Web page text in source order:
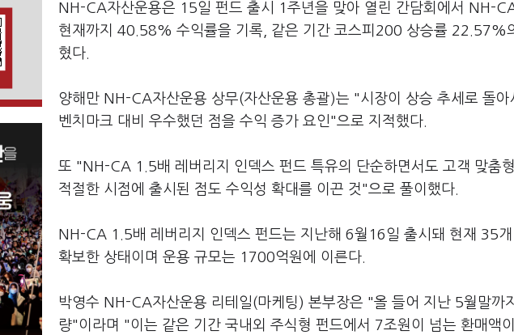
NH-CA자산운용은 15일 펀드 출시 1주년을 맞아 열린 간담회에서 NH-
현재까지 40.58% 수익률을 기록, 같은 기간 코스피200 상승률 22.57%
혔다.
양해만 NH-CA자산운용 상무(자산운용 총괄)는 "시장이 상승 추세로 돌
벤치마크 대비 우수했던 점을 수익 증가 요인"으로 지적했다.
또 "NH-CA 1.5배 레버리지 인덱스 펀드 특유의 단순하면서도 고객 맞춤
적절한 시점에 출시된 점도 수익성 확대를 이끈 것"으로 풀이했다.
NH-CA 1.5배 레버리지 인덱스 펀드는 지난해 6월16일 출시돼 현재 35개
확보한 상태이며 운용 규모는 1700억원에 이른다.
박영수 NH-CA자산운용 리테일(마케팅) 본부장은 "올 들어 지난 5월말까
량"이라며 "이는 같은 기간 국내외 주식형 펀드에서 7조원이 넘는 환매액